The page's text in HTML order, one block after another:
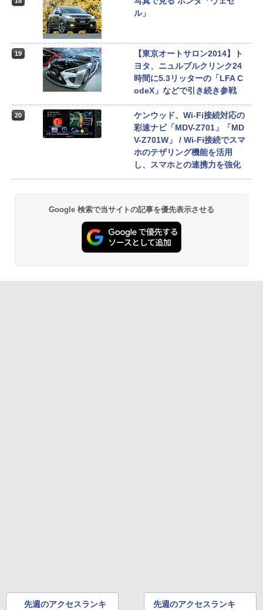
ル」
19
【東京オートサロン2014】ト
ヨタ、ニュルブルクリンク24
時間に5.3リッターの「LFA C
odeX」などで引き続き参戦
20
ケンウッド、Wi-Fi接続対応の
彩速ナビ「MDV-Z701」「MD
V-Z701W」 / Wi-Fi接続でスマ
ホのテザリング機能を活用
し、スマホとの連携力を強化
Google 検索で当サイトの記事を優先表示させる
先週のアクセスランキ
先週のアクセスランキ